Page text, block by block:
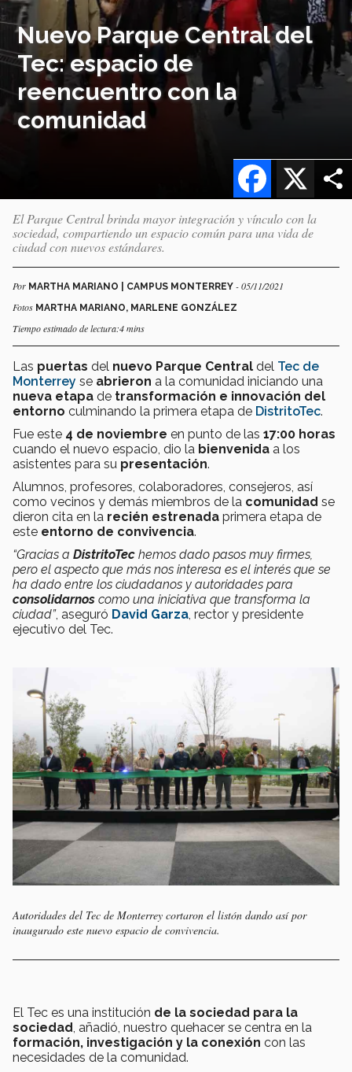
Nuevo Parque Central del
Tec: espacio de
reencuentro con la
comunidad
X
Facebook
El Parque Central brinda mayor integración y vínculo con la
sociedad, compartiendo un espacio común para una vida de
ciudad con nuevos estándares.
Por MARTHA MARIANO | CAMPUS MONTERREY - 05/11/2021
Fotos MARTHA MARIANO, MARLENE GONZÁLEZ
Tiempo estimado de lectura:4 mins
Las puertas del nuevo Parque Central del Tec de
Monterrey se abrieron a la comunidad iniciando una
nueva etapa de transformación e innovación del
entorno culminando la primera etapa de DistritoTec.
Fue este 4 de noviembre en punto de las 17:00 horas
cuando el nuevo espacio, dio la bienvenida a los
asistentes para su presentación.
Alumnos, profesores, colaboradores, consejeros, así
como vecinos y demás miembros de la comunidad se
dieron cita en la recién estrenada primera etapa de
este entorno de convivencia.
“Gracias a DistritoTec hemos dado pasos muy firmes,
pero el aspecto que más nos interesa es el interés que se
ha dado entre los ciudadanos y autoridades para
consolidarnos como una iniciativa que transforma la
ciudad”, aseguró David Garza , rector y presidente
ejecutivo del Tec.
Autoridades del Tec de Monterrey cortaron el listón dando así por
inaugurado este nuevo espacio de convivencia.
El Tec es una institución de la sociedad para la
sociedad, añadió, nuestro quehacer se centra en la
formación, investigación y la conexión con las
necesidades de la comunidad.